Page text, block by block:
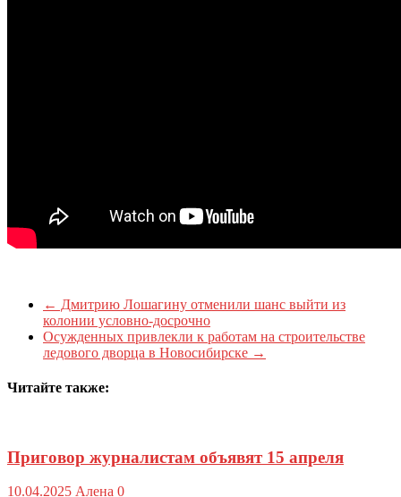
← Дмитрию Лошагину отменили шанс выйти из
колонии условно-досрочно
Осужденных привлекли к работам на строительстве
ледового дворца в Новосибирске →
Читайте также:
Приговор журналистам объявят 15 апреля
10.04.2025 Алена 0